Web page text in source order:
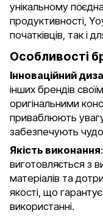
унікальному
продуктивності,
початківців, так і
Особливості
Інноваційний
інших брендів
оригінальними
приваблюють
забезпечують
Якість виконання
виготовляється з
матеріалів та
якості, що гарантує
використанні.